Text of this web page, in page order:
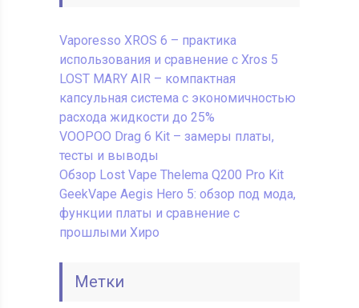
Vaporesso XROS 6 – практика
использования и сравнение с Xros 5
LOST MARY AIR – компактная
капсульная система с экономичностью
расхода жидкости до 25%
VOOPOO Drag 6 Kit – замеры платы,
тесты и выводы
Обзор Lost Vape Thelema Q200 Pro Kit
GeekVape Aegis Hero 5: обзор под мода,
функции платы и сравнение с
прошлыми Хиро
Метки